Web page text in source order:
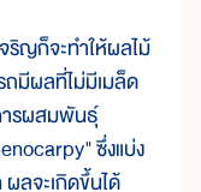
ญก็จะทำให้ผลไม้
ถมีผลที่ไม่มีเมล็ด
ารผสมพันธุ์
ซึ่งแบ่ง
ลจะเกิดขึ้นได้